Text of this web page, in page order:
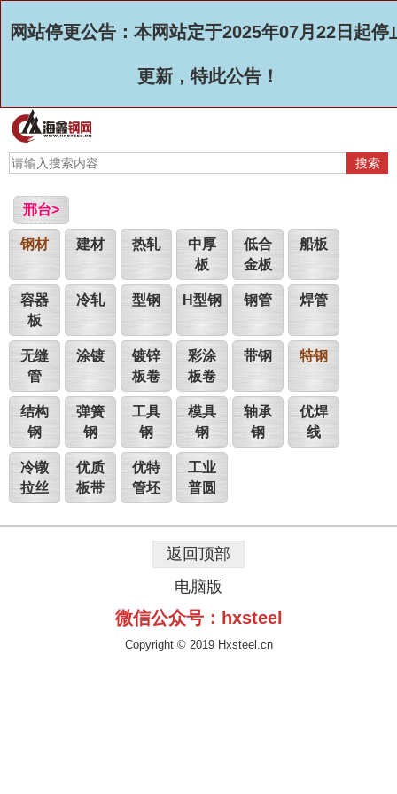
网站停更公告：本网站定于2025年07月22日起停
更新，特此公告！
邢台>
钢材 建材 热轧
中厚
板
低合
金板
船板
容器
板
冷轧 型钢 H型钢 钢管 焊管
无缝
管
涂镀
镀锌
板卷
彩涂
板卷
带钢 特钢
结构
钢
弹簧
钢
工具
钢
模具
钢
轴承
钢
优焊
线
冷镦
拉丝
优质
板带
优特
管坯
工业
普圆
返回顶部
电脑版
微信公众号：hxsteel
Copyright © 2019 Hxsteel.cn